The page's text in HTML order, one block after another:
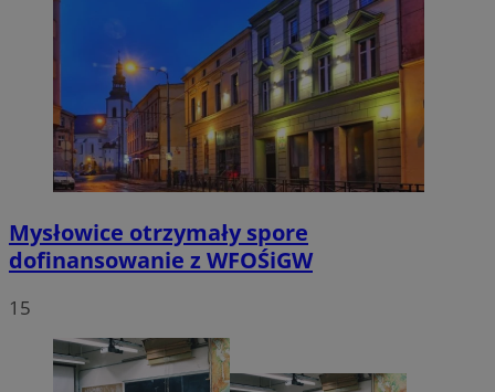
Mysłowice otrzymały spore
dofinansowanie z WFOŚiGW
15